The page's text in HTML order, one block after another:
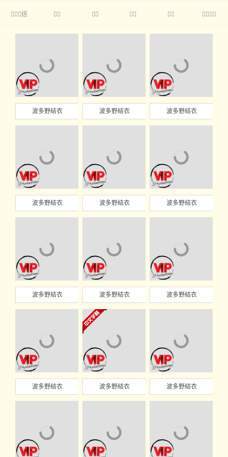
送     
波多野結衣 波多野結衣 波多野結衣
波多野結衣 波多野結衣 波多野結衣
波多野結衣 波多野結衣 波多野結衣
波多野結衣 波多野結衣 波多野結衣